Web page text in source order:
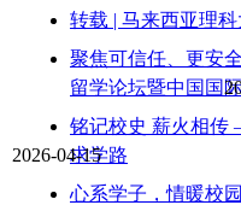
转载 | 马来西亚理
聚焦可信任、更安
留学论坛暨中国国
铭记校史 薪火相
求学路
2026-04-15
心系学子，情暖校